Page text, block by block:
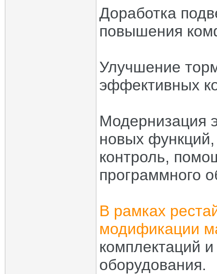
Доработка
повышения
Улучшение
эффективных
Модернизация
новых функций,
контроль,
программного
В рамках
модификации
комплектаций
оборудования.